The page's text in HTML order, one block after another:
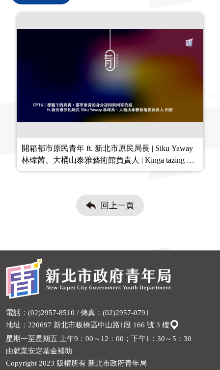
開箱都市原民青年 ft. 新北市原民局長 | Siku Yaway
林瑋茜、大桶山泰雅藝術館負責人 | Kinga tazing 田
原
回上一頁
電話：(02)2957-8510 / 傳真：(02)2957-0791
地址：220697 新北市板橋區中山路1段 166 號 3 樓
星期一至星期五 上午9：00～12：00；下午1：30～5：30
由就業安定基金補助
Copyright 2023 版權所有 新北市政府青年局